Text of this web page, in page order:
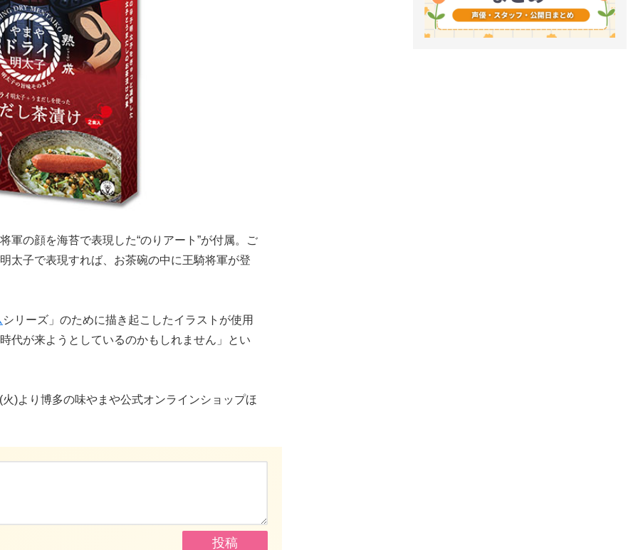
軍の顔を海苔で表現した“のりアート”が付属。ご
太子で表現すれば、お茶碗の中に王騎将軍が登
シリーズ」のために描き起こしたイラストが使用
代が来ようとしているのかもしれません」とい
)より博多の味やまや公式オンラインショップほ